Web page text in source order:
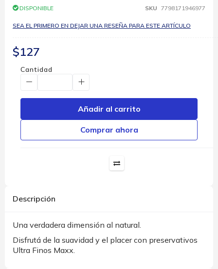
de
imágenes
DISPONIBLE SKU 7798171946977
SEA EL PRIMERO EN DEJAR UNA RESEÑA PARA ESTE ARTÍCULO
$127
Cantidad
Añadir al carrito
Comprar ahora
Descripción
Una verdadera dimensión al natural.
Disfrutá de la suavidad y el placer con preservativos
Ultra Finos Maxx.